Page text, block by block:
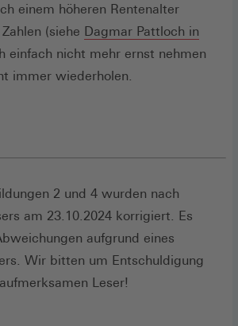
einem höheren Rentenalter
(siehe Dagmar Pattloch in
einfach nicht mehr ernst nehmen
immer wiederholen.
2 und 4 wurden nach
am 23.10.2024 korrigiert. Es
aufgrund eines
Wir bitten um Entschuldigung
Leser!